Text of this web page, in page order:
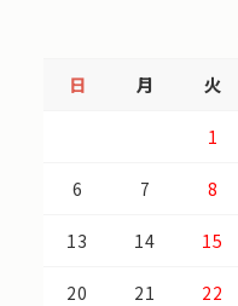
日 月 火
1
6 7 8
13 14 15
20 21 22